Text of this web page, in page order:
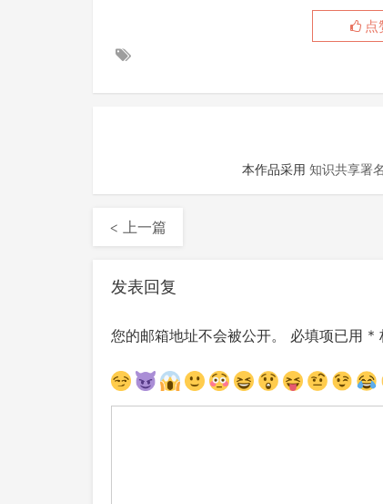
点
本作品采用 知识共享署
< 上一篇
发表回复
您的邮箱地址不会被公开。 必填项已用 *